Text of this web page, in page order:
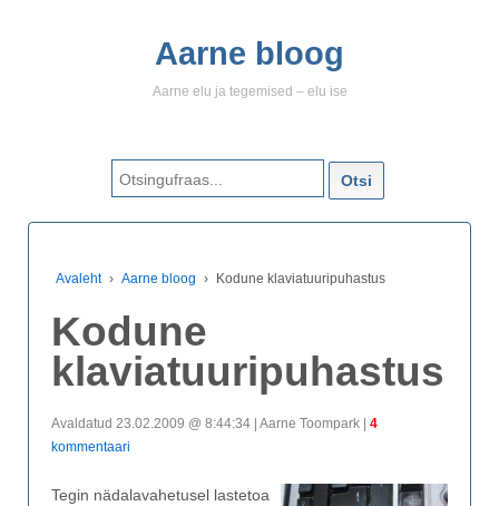
Aarne bloog
Aarne elu ja tegemised – elu ise
Search for:
Avaleht › Aarne bloog › Kodune klaviatuuripuhastus
Kodune
klaviatuuripuhastus
Avaldatud 23.02.2009 @ 8:44:34 | Aarne Toompark | 4
kommentaari
Tegin nädalavahetusel lastetoa